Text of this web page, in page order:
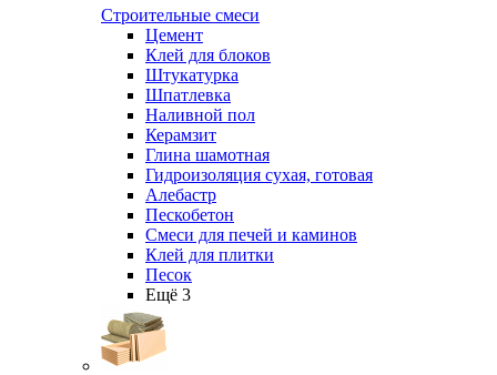
Строительные смеси
Цемент
Клей для блоков
Штукатурка
Шпатлевка
Наливной пол
Керамзит
Глина шамотная
Гидроизоляция сухая, готовая
Алебастр
Пескобетон
Смеси для печей и каминов
Клей для плитки
Песок
Ещё 3